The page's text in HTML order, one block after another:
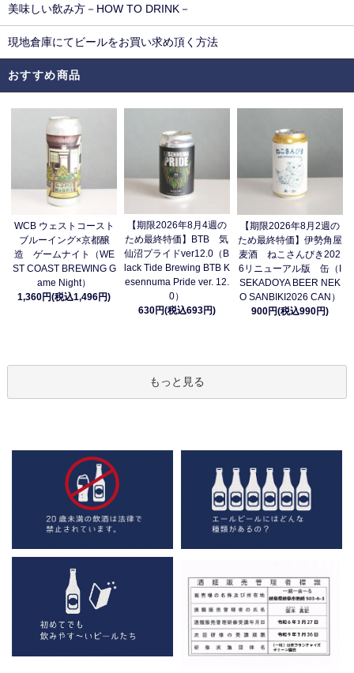
美味しい飲み方－HOW TO DRINK－
現地倉庫にてビールをお買い求め頂く方法
おすすめ商品
WCB ウェストコースト
ブルーイング×京都醸
造 ゲームナイト（WE
ST COAST BREWING G
ame Night）
1,360円(税込1,496円)
【期限2026年8月4週の
ため最終特価】BTB 気
仙沼プライドver12.0（B
lack Tide Brewing BTB K
esennuma Pride ver. 12.
0）
630円(税込693円)
【期限2026年8月2週の
ため最終特価】伊勢角屋
麦酒 ねこさんびき202
6リニューアル版 缶（I
SEKADOYA BEER NEK
O SANBIKI2026 CAN）
900円(税込990円)
もっと見る